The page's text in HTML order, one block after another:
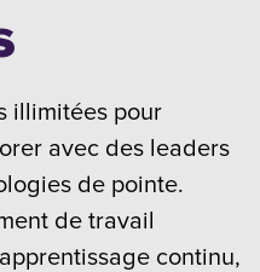
illimitées pour
avec des leaders
de pointe.
de travail
continu,